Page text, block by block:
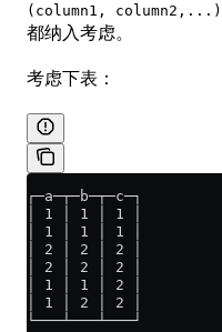
(column1, column2,...)
都纳入考虑。
考虑下表：
┌─a─┬─b─┬─c─┐
│ 1 │ 1 │ 1 │
│ 1 │ 1 │ 1 │
│ 2 │ 2 │ 2 │
│ 2 │ 2 │ 2 │
│ 1 │ 1 │ 2 │
│ 1 │ 2 │ 2 │
└───┴───┴───┘